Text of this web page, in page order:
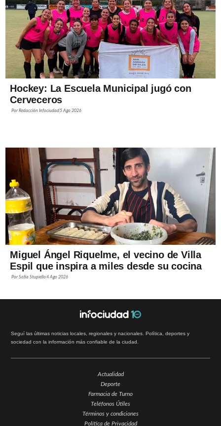
Hockey: La Escuela Municipal jugó con
Cerveceros
PorRedacción Infociudad 5 Ago 2026
Miguel Ángel Riquelme, el vecino de Villa
Espil que inspira a miles desde su cocina
PorSofía Stupiello4 Ago 2026
Seguí las últimas noticias locales, regionales y nacionales. Política, deportes y
sociedad con la información más confiable de la ciudad.
Actualidad
Deporte
Farmacia de Turno
Teléfonos Útiles
Términos y condiciones
Política de Privacidad